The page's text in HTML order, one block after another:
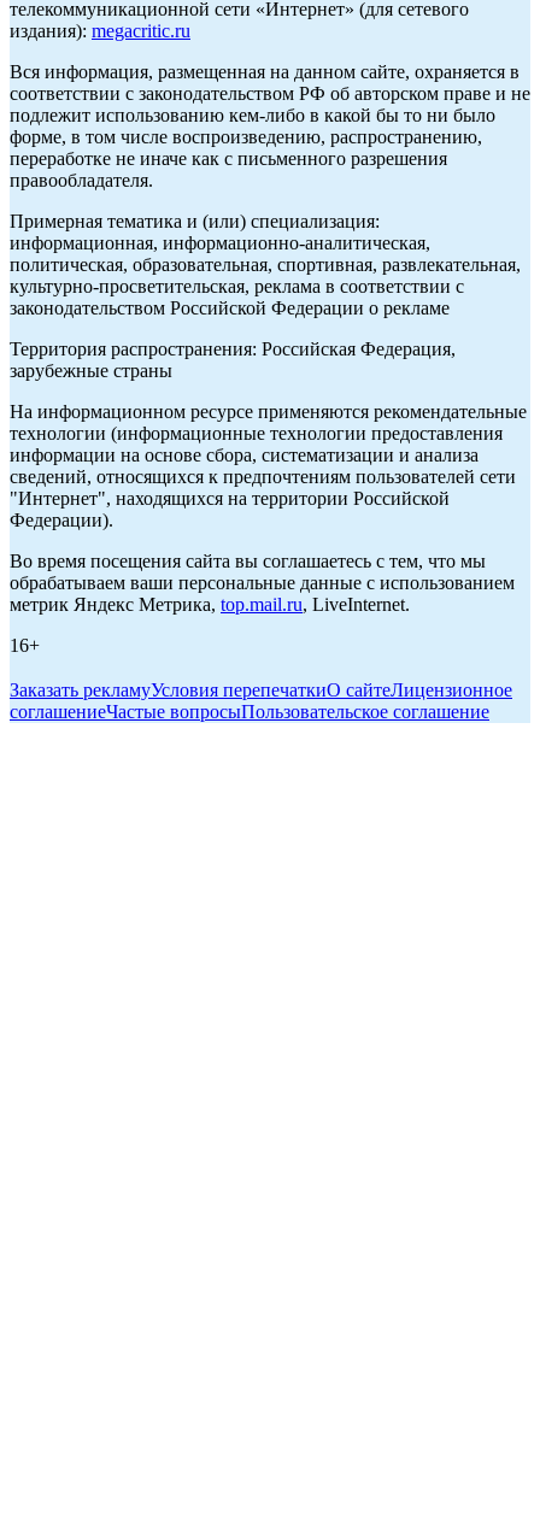
телекоммуникационной сети «Интернет» (для сетевого
издания): megacritic.ru
Вся информация, размещенная на данном сайте, охраняется в
соответствии с законодательством РФ об авторском праве и не
подлежит использованию кем-либо в какой бы то ни было
форме, в том числе воспроизведению, распространению,
переработке не иначе как с письменного разрешения
правообладателя.
Примерная тематика и (или) специализация:
информационная, информационно-аналитическая,
политическая, образовательная, спортивная, развлекательная,
культурно-просветительская, реклама в соответствии с
законодательством Российской Федерации о рекламе
Территория распространения: Российская Федерация,
зарубежные страны
На информационном ресурсе применяются рекомендательные
технологии (информационные технологии предоставления
информации на основе сбора, систематизации и анализа
сведений, относящихся к предпочтениям пользователей сети
"Интернет", находящихся на территории Российской
Федерации).
Во время посещения сайта вы соглашаетесь с тем, что мы
обрабатываем ваши персональные данные с использованием
метрик Яндекс Метрика, top.mail.ru, LiveInternet.
16+
Заказать рекламуУсловия перепечаткиО сайтеЛицензионное
соглашениеЧастые вопросыПользовательское соглашение